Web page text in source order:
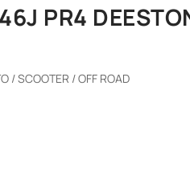
PR4
/ SCOOTER / OFF ROAD